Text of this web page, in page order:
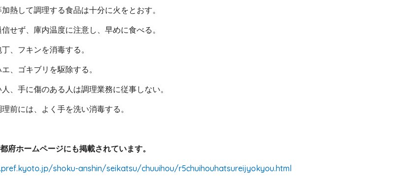
熱して調理する食品は十分に火をとおす。
せず、庫内温度に注意し、早めに食べる。
、フキンを消毒する。
、ゴキブリを駆除する。
、手に傷のある人は調理業務に従事しない。
前には、よく手を洗い消毒する。
府ホームページにも掲載されています。
shoku-anshin/seikatsu/chuuihou/r5chuihouhatsureijyokyou.html